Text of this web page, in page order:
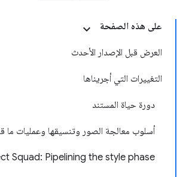
على هذه الصفحة
العرض قبل الإصدار الأحدث
التغييرات التي أجريناها
دورة حياة المستند
أسلوب معالجة الصور وتنسيقها وعمليات ما
Squad: Pipelining the style phase